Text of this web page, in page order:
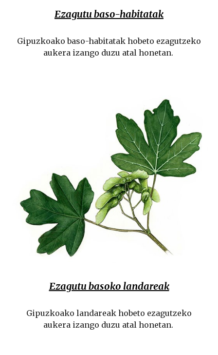
Ezagutu baso-habitatak
Gipuzkoako baso-habitatak hobeto ezagutzeko
aukera izango duzu atal honetan.
Ezagutu basoko landareak
Gipuzkoako landareak hobeto ezagutzeko
aukera izango duzu atal honetan.